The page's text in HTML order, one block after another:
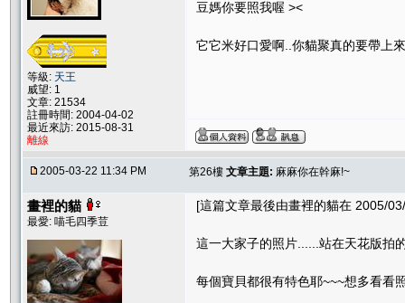
等級: 天王
威望: 1
文章: 21534
註冊時間: 2004-04-02
最近來訪: 2015-08-31
離線
豆媽你要照我喔 ><
它它米好口愛啊..你貓聚真的要帶上
2005-03-22 11:34 PM 第26樓 文章主題: 麻麻你在幹麻!~
畫裡的貓
最愛: 喵毛四季荳
[這篇文章最後由畫裡的貓在 2005/
這一大家子的照片......站在天花版拍
每個寶貝都很有特色耶~~~想多看看